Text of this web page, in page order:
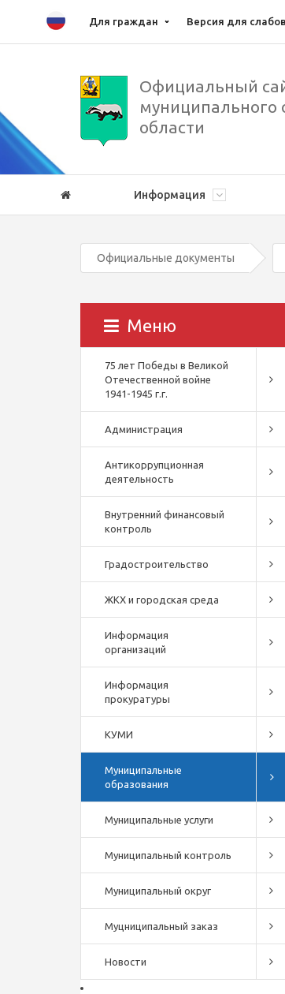
Для граждан Версия для
Официальный
муниципального
области
Информация
Официальные документы
Меню
75 лет Победы в Великой
Отечественной войне
1941-1945 г.г.
Администрация
Антикоррупционная
деятельность
Внутренний финансовый
контроль
Градостроительство
ЖКХ и городская среда
Информация
организаций
Информация
прокуратуры
КУМИ
Муниципальные
образования
Муниципальные услуги
Муниципальный контроль
Муниципальный округ
Муцниципальный заказ
Новости